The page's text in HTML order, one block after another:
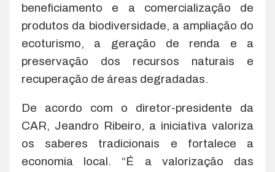
beneficiamento e a comercialização de
produtos da biodiversidade, a ampliação do
ecoturismo, a geração de renda e a
preservação dos recursos naturais e
recuperação de áreas degradadas.
De acordo com o diretor-presidente da
CAR, Jeandro Ribeiro, a iniciativa valoriza
os saberes tradicionais e fortalece a
economia local. “É a valorização das